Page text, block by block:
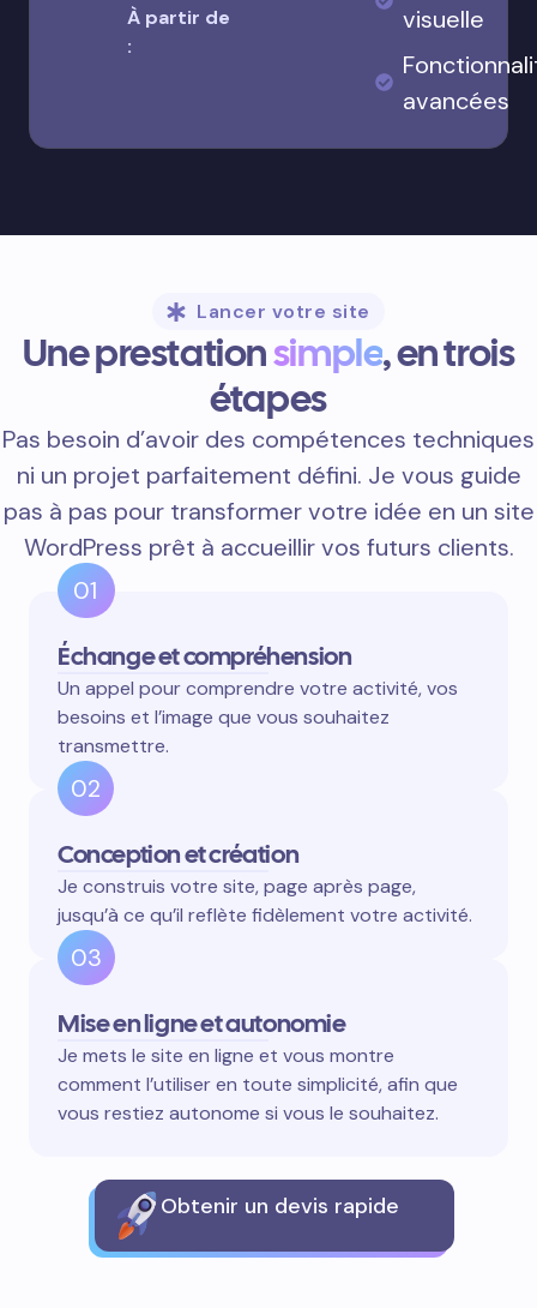
À partir de
:
visuelle
avancées
Lancer votre site
Une prestationsimple, en trois
étapes
Pas besoin d’avoir des compétences techniques
ni un projet parfaitement défini. Je vous guide
pas à pas pour transformer votre idée en un site
WordPress prêt à accueillir vos futurs clients.
01
Échange et compréhension
Un appel pour comprendre votre activité, vos
besoins et l’image que vous souhaitez
transmettre.
02
Conception et création
Je construis votre site, page après page,
jusqu’à ce qu’il reflète fidèlement votre activité.
03
Mise en ligne et autonomie
Je mets le site en ligne et vous montre
comment l’utiliser en toute simplicité, afin que
vous restiez autonome si vous le souhaitez.
Obtenir un devis rapide